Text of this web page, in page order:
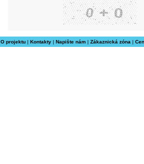
O projektu| Kontakty| Napište nám| Zákaznická zóna |